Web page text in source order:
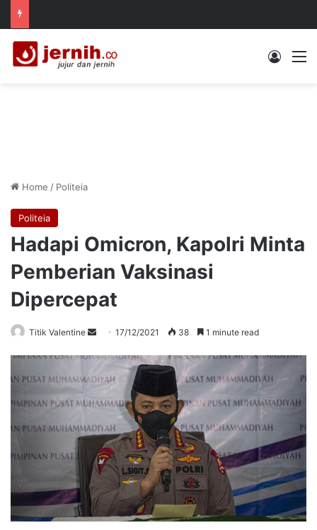
Log In
Home / Politeia
Politeia
Hadapi Omicron, Kapolri Minta
Pemberian Vaksinasi
Dipercepat
Titik Valentine
Send17/12/2021 38 1 minute read